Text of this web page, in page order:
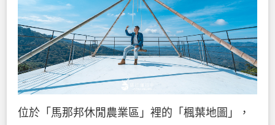
位於「馬那邦休閒農業區」裡的「楓葉地圖」，